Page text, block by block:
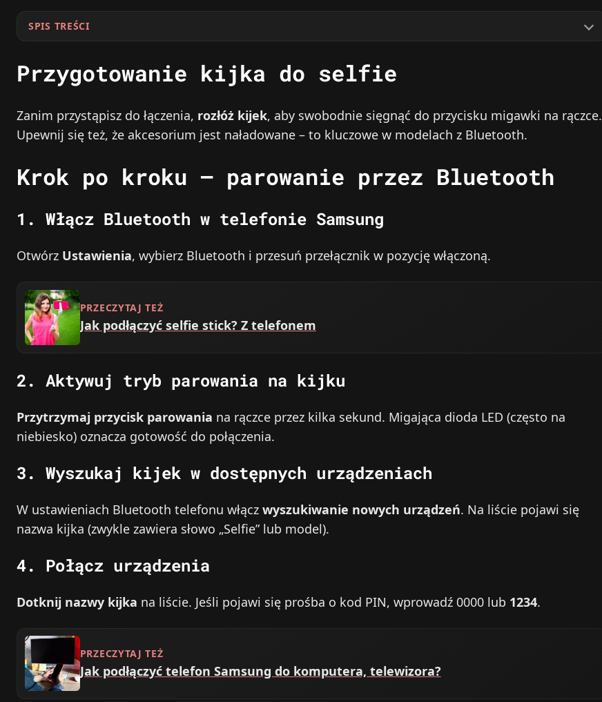
SPIS TREŚCI
Przygotowanie kijka do selfie
Zanim przystąpisz do łączenia, rozłóż kijek, aby swobodnie sięgnąć do przycisku migawki na rączce.
Upewnij się też, że akcesorium jest naładowane – to kluczowe w modelach z Bluetooth.
Krok po kroku – parowanie przez Bluetooth
1. Włącz Bluetooth w telefonie Samsung
Otwórz Ustawienia, wybierz Bluetooth i przesuń przełącznik w pozycję włączoną.
PRZECZYTAJ TEŻ
Jak podłączyć selfie stick? Z telefonem
2. Aktywuj tryb parowania na kijku
Przytrzymaj przycisk parowania na rączce przez kilka sekund. Migająca dioda LED (często na
niebiesko) oznacza gotowość do połączenia.
3. Wyszukaj kijek w dostępnych urządzeniach
W ustawieniach Bluetooth telefonu włącz wyszukiwanie nowych urządzeń. Na liście pojawi się
nazwa kijka (zwykle zawiera słowo „Selfie” lub model).
4. Połącz urządzenia
Dotknij nazwy kijka na liście. Jeśli pojawi się prośba o kod PIN, wprowadź 0000 lub 1234.
PRZECZYTAJ TEŻ
Jak podłączyć telefon Samsung do komputera, telewizora?